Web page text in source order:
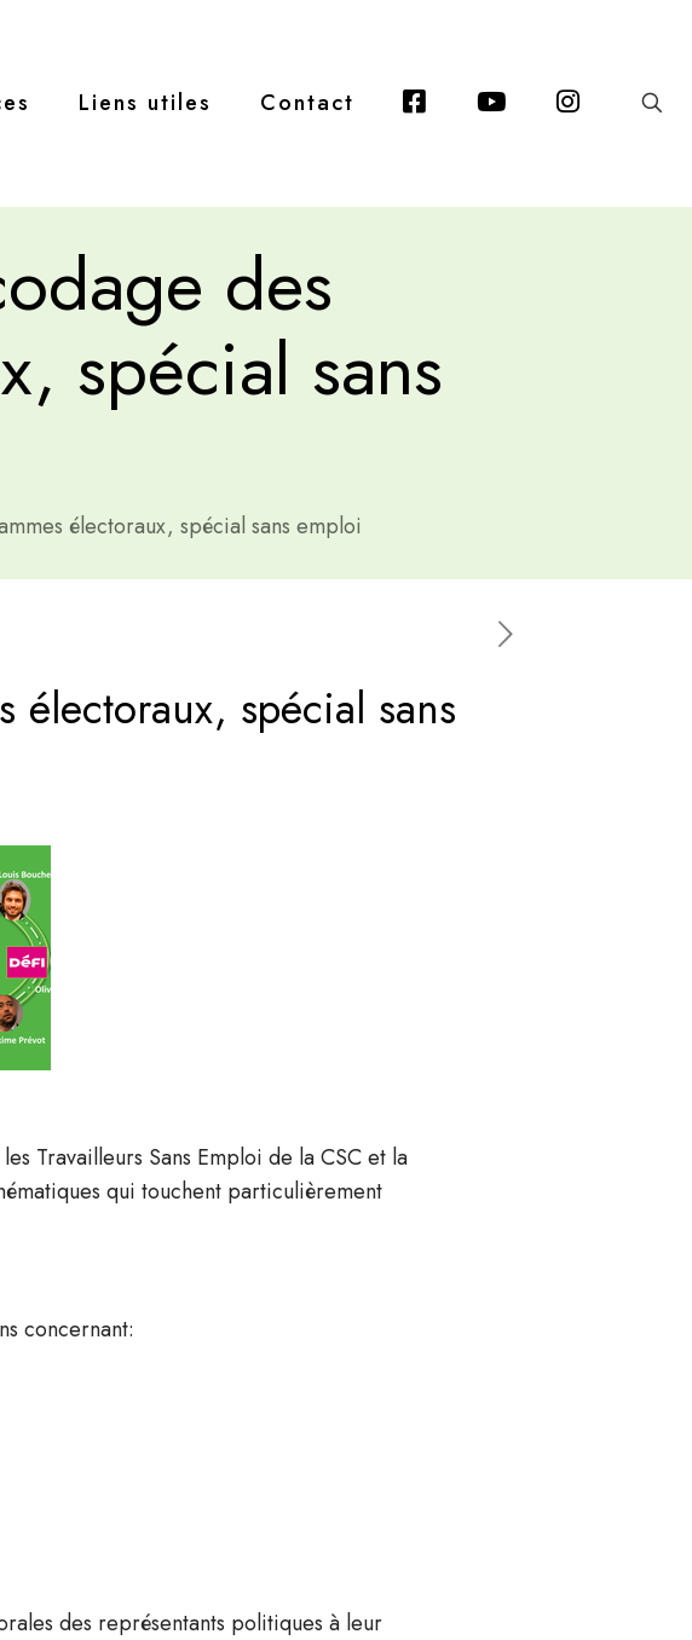
Liens utiles Contact FacebookYoutube
des
spécial sans
électoraux, spécial sans emploi
électoraux, spécial sans
Travailleurs Sans Emploi de la CSC et la
qui touchent particulièrement
concernant:
des représentants politiques à leur